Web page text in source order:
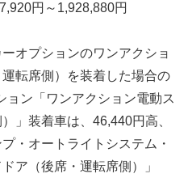
円～1,928,880円
オプションのワンアクショ
転席側）を装着した場合の
ョン「ワンアクション電動ス
」装着車は、46,440円高、
・オートライトシステム・
ア（後席・運転席側）」